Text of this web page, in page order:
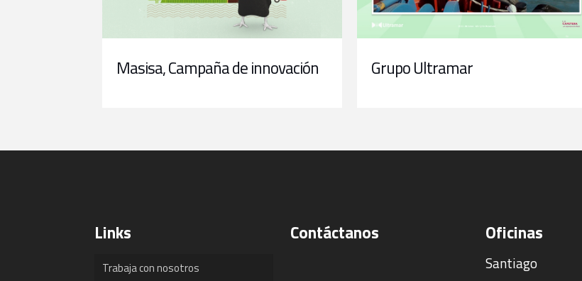
Masisa, Campaña de innovación Grupo Ultramar
Links
Trabaja con nosotros
Contáctanos Oficinas
Santiago